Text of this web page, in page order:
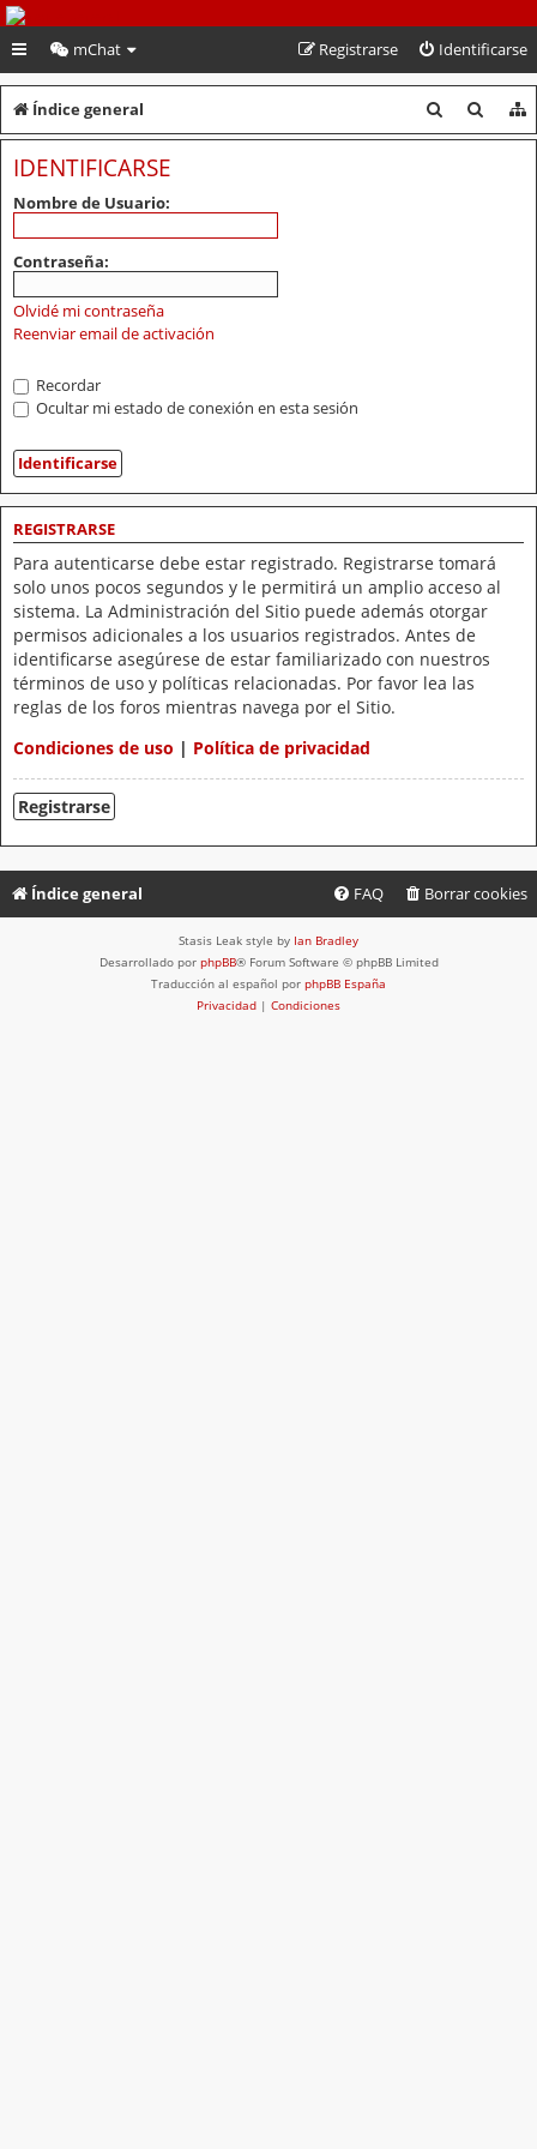
PeruVoley.com
mChat Identificarse
Registrarse
Índice general
u
u
IDENTIFICARSE
Nombre de Usuario:
Contraseña:
Olvidé mi contraseña
Reenviar email de activación
Recordar
Ocultar mi estado de conexión en esta sesión
REGISTRARSE
Para autenticarse debe estar registrado. Registrarse tomará
solo unos pocos segundos y le permitirá un amplio acceso al
sistema. La Administración del Sitio puede además otorgar
permisos adicionales a los usuarios registrados. Antes de
identificarse asegúrese de estar familiarizado con nuestros
términos de uso y políticas relacionadas. Por favor lea las
reglas de los foros mientras navega por el Sitio.
Condiciones de uso | Política de privacidad
Registrarse
Índice general Borrar cookies
FAQ
Stasis Leak style by Ian Bradley
Desarrollado por phpBB® Forum Software © phpBB Limited
Traducción al español por phpBB España
Privacidad | Condiciones